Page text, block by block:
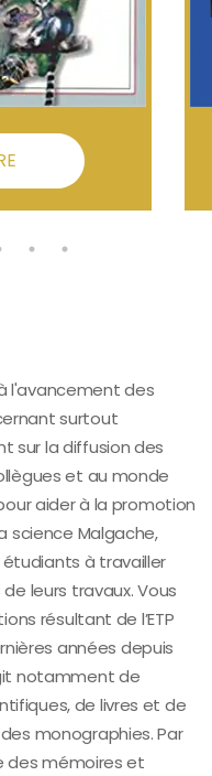
l'avancement des
surtout
sur la diffusion des
et au monde
aider à la promotion
science Malgache,
à travailler
leurs travaux. Vous
résultant de l’ETP
années depuis
notamment de
de livres et de
monographies. Par
des mémoires et